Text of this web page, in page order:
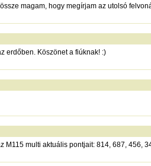
magam, hogy megírjam az utolsó
erdőben. Köszönet a fiúknak! :)
M115 multi aktuális pontjait: 814, 687, 456,